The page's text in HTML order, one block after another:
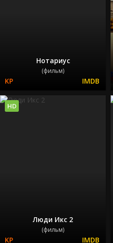
Нотариус
(фильм)
Люди Икс 2
(фильм)
HD